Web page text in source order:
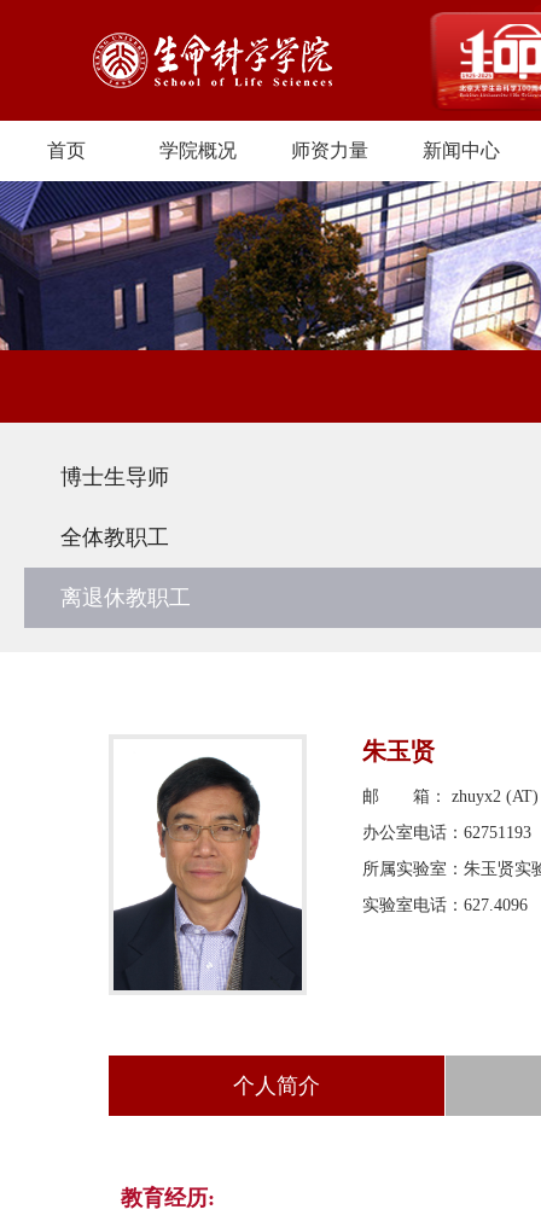
首页 学院概况 师资力量 新闻中心
博士生导师
全体教职工
离退休教职工
朱玉贤
邮 箱： zhuyx2 (AT)
办公室电话：62751193
所属实验室：朱玉贤实
实验室电话：627.4096
个人简介
教育经历: